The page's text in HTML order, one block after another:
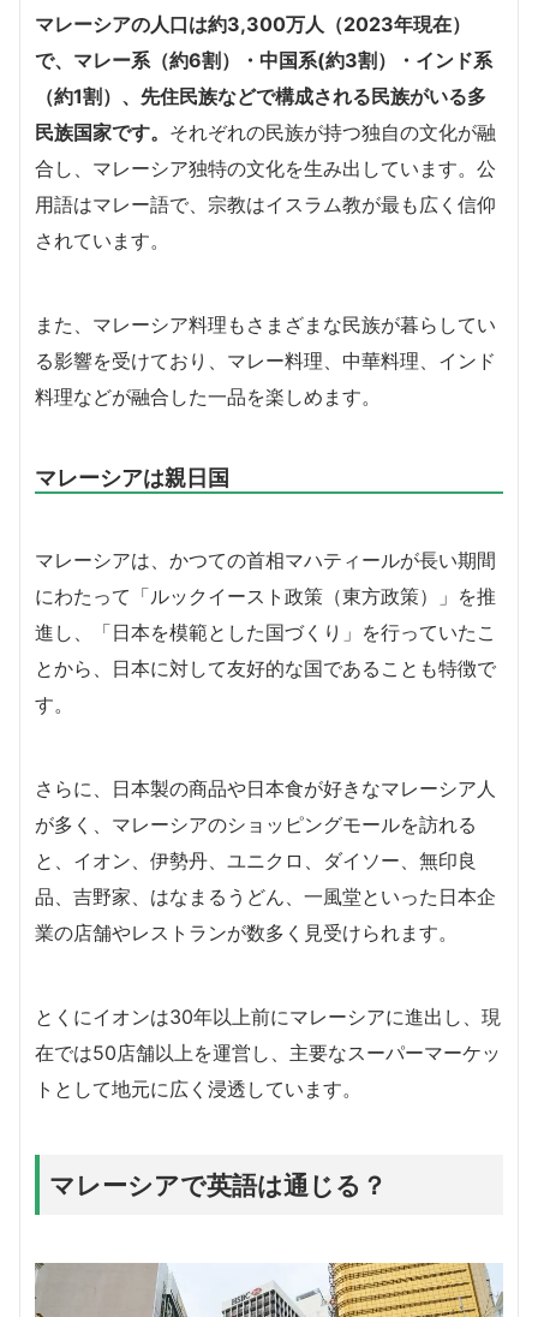
マレーシアの人口は約3,300万人（2023年現在）
で、マレー系（約6割）・中国系(約3割）・インド系
（約1割）、先住民族などで構成される民族がいる多
民族国家です。 それぞれの民族が持つ独自の文化が融
合し、マレーシア独特の文化を生み出しています。公
用語はマレー語で、宗教はイスラム教が最も広く信仰
されています。
また、マレーシア料理もさまざまな民族が暮らしてい
る影響を受けており、マレー料理、中華料理、インド
料理などが融合した一品を楽しめます。
マレーシアは親日国
マレーシアは、かつての首相マハティールが長い期間
にわたって「ルックイースト政策（東方政策）」を推
進し、「日本を模範とした国づくり」を行っていたこ
とから、日本に対して友好的な国であることも特徴で
す。
さらに、日本製の商品や日本食が好きなマレーシア人
が多く、マレーシアのショッピングモールを訪れる
と、イオン、伊勢丹、ユニクロ、ダイソー、無印良
品、吉野家、はなまるうどん、一風堂といった日本企
業の店舗やレストランが数多く見受けられます。
とくにイオンは30年以上前にマレーシアに進出し、現
在では50店舗以上を運営し、主要なスーパーマーケッ
トとして地元に広く浸透しています。
マレーシアで英語は通じる？